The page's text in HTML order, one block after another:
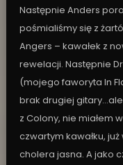
Następnie Anders
pośmialiśmy się z
Angers – kawałek z
rewelacji. Następnie
(mojego faworyta In
brak drugiej
z Colony, nie miałem
czwartym kawałku,
cholera jasna. A jako